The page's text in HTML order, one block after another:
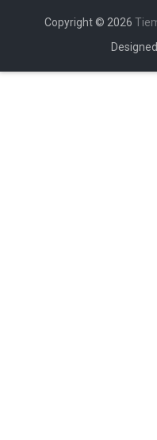
Copyright © 2026